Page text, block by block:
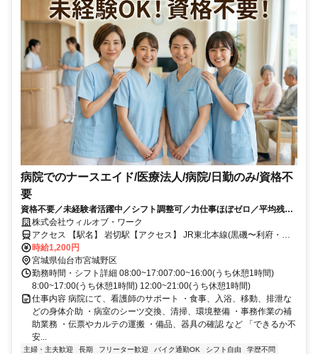
病院でのナースエイド/医療法人/病院/日勤のみ/資格不
要
資格不要／未経験者活躍中／シフト調整可／力仕事ほぼゼロ／平均残業
10時間以下／社会保険完備／週3日〜勤務ok／バイク通勤可／医療行為
なし／日払い可・週払い可/ms040101
株式会社ウィルオブ・ワーク
アクセス 【駅名】 岩切駅【アクセス】 JR東北本線(黒磯〜利府・盛
岡) 岩切駅から車で6分
時給1,200円
宮城県仙台市宮城野区
勤務時間・シフト詳細 08:00~17:007:00~16:00(うち休憩1時間)
8:00~17:00(うち休憩1時間) 12:00~21:00(うち休憩1時間)
仕事内容 病院にて、看護師のサポート ・食事、入浴、移動、排泄な
どの身体介助 ・病室のシーツ交換、清掃、環境整備 ・事務作業の補
助業務 ・伝票やカルテの運搬 ・備品、器具の確認 など 「できるか不
安...
主婦・主夫歓迎 長期 フリーター歓迎 バイク通勤OK シフト自由
学歴不問